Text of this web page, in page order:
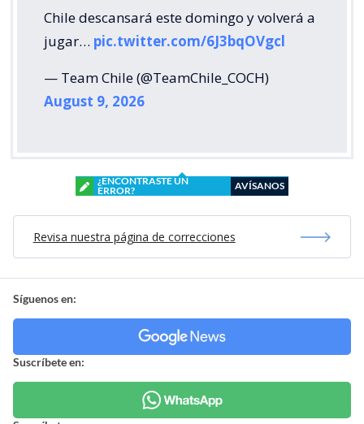
Chile descansará este domingo y volverá a
jugar… pic.twitter.com/6J3bqOVgcl
— Team Chile (@TeamChile_COCH)
August 9, 2026
¿ENCONTRASTE UN
ERROR?
AVÍSANOS
Revisa nuestra página de correcciones
Síguenos en:
Suscríbete en: